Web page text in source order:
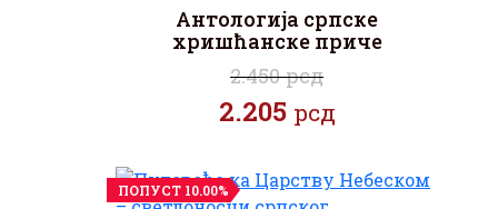
Антологија српске
хришћанске приче
2.450 рсд
2.205 рсд
ПОПУСТ 10.00%